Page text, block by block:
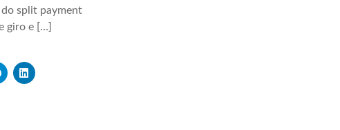
split payment
giro e […]